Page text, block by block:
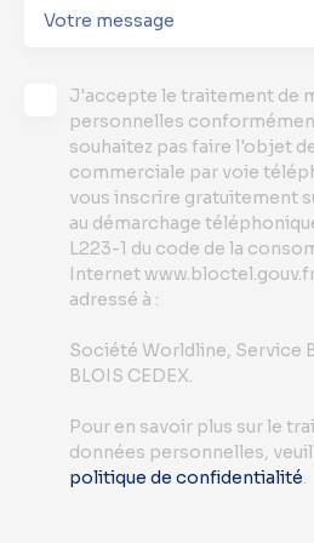
Votre message
J'accepte le traitement de
personnelles
souhaitez pas faire l'objet
commerciale par voie
vous inscrire gratuitement
au démarchage
L223-1 du code de la
Internet
adressé à :
Société Worldline, Service
BLOIS CEDEX.
Pour en savoir plus sur le
données personnelles,
politique de confidentialité.